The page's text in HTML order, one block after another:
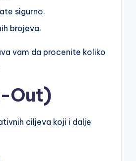
sigurno.
brojeva.
vam da procenite koliko
Out)
ciljeva koji i dalje